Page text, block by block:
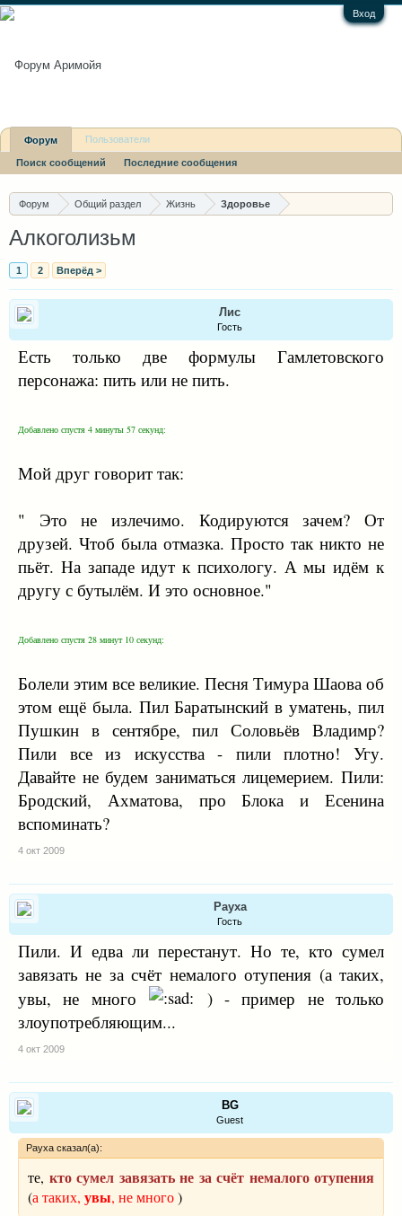
Вход
Форум Общий раздел Жизнь Здоровье
Алкоголизьм
1 2 Вперёд >
Лис
Гость
Есть только две формулы Гамлетовского
персонажа: пить или не пить.
Добавлено спустя 4 минуты 57 секунд:
Мой друг говорит так:
" Это не излечимо. Кодируются зачем? От
друзей. Чтоб была отмазка. Просто так никто не
пьёт. На западе идут к психологу. А мы идём к
другу с бутылём. И это основное."
Добавлено спустя 28 минут 10 секунд:
Болели этим все великие. Песня Тимура Шаова об
этом ещё была. Пил Баратынский в уматень, пил
Пушкин в сентябре, пил Соловьёв Владимр?
Пили все из искусства - пили плотно! Угу.
Давайте не будем заниматься лицемерием. Пили:
Бродский, Ахматова, про Блока и Есенина
вспоминать?
4 окт 2009
Рауха
Гость
Пили. И едва ли перестанут. Но те, кто сумел
завязать не за счёт немалого отупения (а таких,
увы, не много
) - пример не только
злоупотребляющим...
4 окт 2009
BG
Guest
Рауха сказал(а):
те, кто сумел завязать не за счёт немалого отупения
(а таких, увы, не много)
Форум
Поиск сообщений Последние сообщения
Пользователи